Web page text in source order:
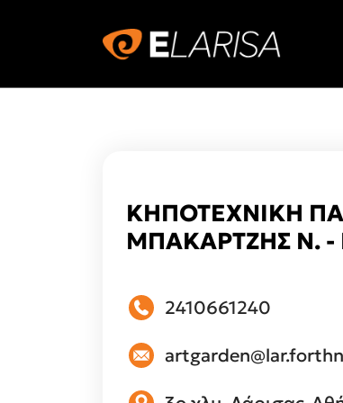
ΚΗΠΟΤΕΧΝΙΚΗ
ΜΠΑΚΑΡΤΖΗΣ Ν. -
2410661240